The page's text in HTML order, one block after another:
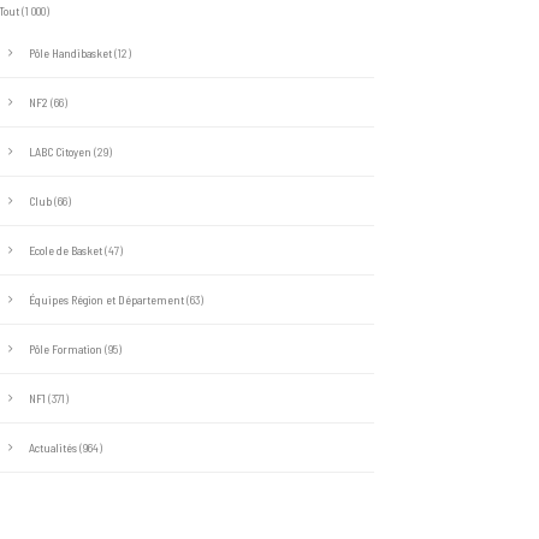
Tout(1 000)
Pôle Handibasket(12)
NF2 (66)
LABC Citoyen (29)
Club(66)
Ecole de Basket(47)
Équipes Région et Département(63)
Pôle Formation (95)
NF1 (371)
Actualités(964)